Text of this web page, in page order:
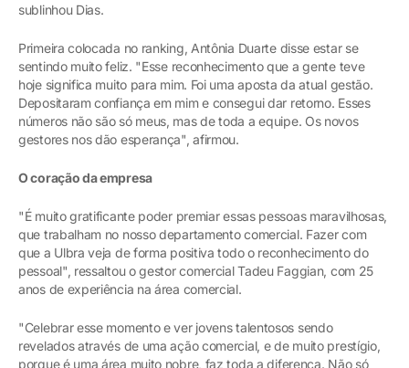
sublinhou Dias.
Primeira colocada no ranking, Antônia Duarte disse estar se
sentindo muito feliz. "Esse reconhecimento que a gente teve
hoje significa muito para mim. Foi uma aposta da atual gestão.
Depositaram confiança em mim e consegui dar retorno. Esses
números não são só meus, mas de toda a equipe. Os novos
gestores nos dão esperança", afirmou.
O coração da empresa
"É muito gratificante poder premiar essas pessoas maravilhosas,
que trabalham no nosso departamento comercial. Fazer com
que a Ulbra veja de forma positiva todo o reconhecimento do
pessoal", ressaltou o gestor comercial Tadeu Faggian, com 25
anos de experiência na área comercial.
"Celebrar esse momento e ver jovens talentosos sendo
revelados através de uma ação comercial, e de muito prestígio,
porque é uma área muito nobre, faz toda a diferença. Não só